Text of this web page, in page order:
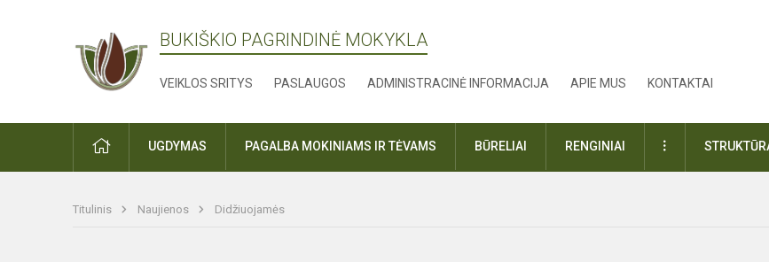
BUKIŠKIO PAGRINDINĖ MOKYKLA
VEIKLOS SRITYS PASLAUGOS ADMINISTRACINĖ INFORMACIJA APIE MUS KONTAKTAI
PRADŽIAUGDYMAS PAGALBA MOKINIAMS IR TĖVAMS BŪRELIAI RENGINIAI DAUGIAU
Titulinis Naujienos Didžiuojamės